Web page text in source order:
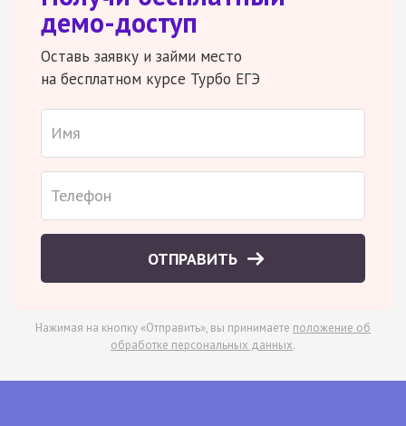
демо-доступ
Оставь заявку и займи место
на бесплатном курсе Турбо ЕГЭ
ОТПРАВИТЬ
Нажимая на кнопку «Отправить», вы принимаете положение об
обработке персональных данных.